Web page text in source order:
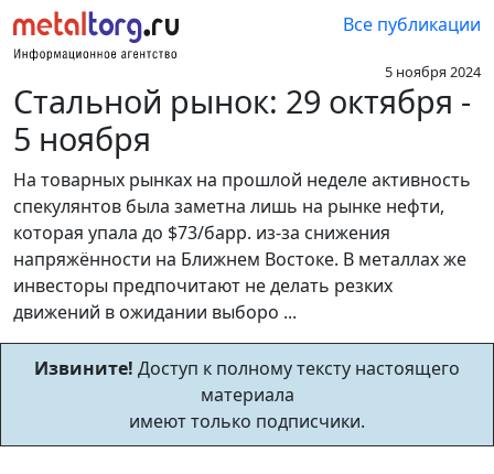
Все публикации
5 ноября 2024
Стальной рынок: 29 октября -
5 ноября
На товарных рынках на прошлой неделе активность
спекулянтов была заметна лишь на рынке нефти,
которая упала до $73/барр. из-за снижения
напряжённости на Ближнем Востоке. В металлах же
инвесторы предпочитают не делать резких
движений в ожидании выборо ...
Извините! Доступ к полному тексту настоящего
материала
имеют только подписчики.